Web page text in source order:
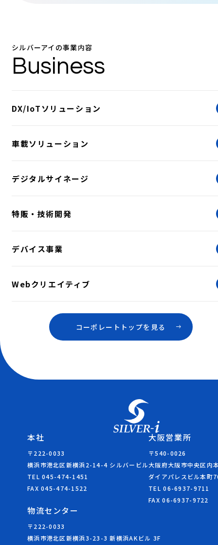
シルバーアイの事業内容
Business
DX/IoTソリューション
車載ソリューション
デジタルサイネージ
特販・技術開発
デバイス事業
Webクリエイティブ
コーポレートトップを見る
本社
〒222-0033
横浜市港北区新横浜2-14-4 シルバービル
TEL 045-474-1451
FAX 045-474-1522
大阪営業所
〒540-0026
大阪府大阪市中央区内
ダイアパレスビル本町
TEL 06-6937-9711
FAX 06-6937-9722
物流センター
〒222-0033
横浜市港北区新横浜3-23-3 新横浜AKビル 3F